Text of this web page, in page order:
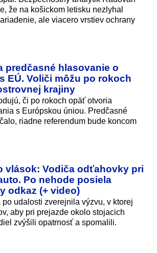
že na košickom letisku nezlyhal
ale viacero vrstiev ochrany
predčasné hlasovanie o
EÚ. Voliči môžu po rokoch
krajiny
či po rokoch opäť otvoria
s Európskou úniou. Predčasné
riadne referendum bude koncom
vlások: Vodiča odťahovky pri
Po nehode posiela
odkaz (+ video)
udalosti zverejnila výzvu, v ktorej
aby pri prejazde okolo stojacich
zvýšili opatrnosť a spomalili.